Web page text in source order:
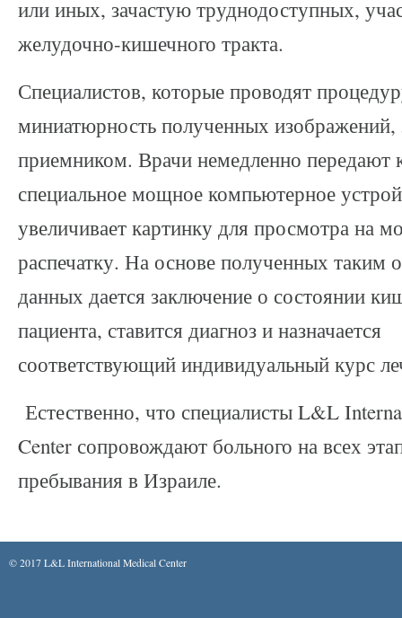
или иных, зачастую труднодоступных,
желудочно-кишечного тракта.
Специалистов, которые проводят
миниатюрность полученных изображений,
приемником. Врачи немедленно передают
специальное мощное компьютерное
увеличивает картинку для просмотра на
распечатку. На основе полученных таким
данных дается заключение о состоянии
пациента, ставится диагноз и назначается
соответствующий индивидуальный курс
Естественно, что специалисты L&L
Center сопровождают больного на всех
пребывания в Израиле.
© 2017 L&L International Medical Center